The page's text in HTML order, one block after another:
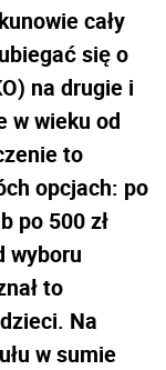
cały
się o
na drugie i
w wieku od
to
opcjach: po
po 500 zł
wyboru
to
Na
w sumie